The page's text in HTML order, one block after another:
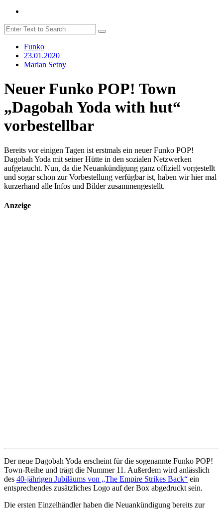
Funko
23.01.2020
Marian Setny
Neuer Funko POP! Town
„Dagobah Yoda with hut“
vorbestellbar
Bereits vor einigen Tagen ist erstmals ein neuer Funko POP!
Dagobah Yoda mit seiner Hütte in den sozialen Netzwerken
aufgetaucht. Nun, da die Neuankündigung ganz offiziell vorgestellt
und sogar schon zur Vorbestellung verfügbar ist, haben wir hier mal
kurzerhand alle Infos und Bilder zusammengestellt.
Anzeige
Der neue Dagobah Yoda erscheint für die sogenannte Funko POP!
Town-Reihe und trägt die Nummer 11. Außerdem wird anlässlich
des 40-jährigen Jubiläums von „The Empire Strikes Back“ ein
entsprechendes zusätzliches Logo auf der Box abgedruckt sein.
Die ersten Einzelhändler haben die Neuankündigung bereits zur